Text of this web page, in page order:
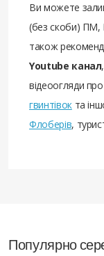
Ви можете
(без скоби) ПМ,
також
Youtube канал
відеоогляди про
гвинтівокта
Флоберів,
Популярно